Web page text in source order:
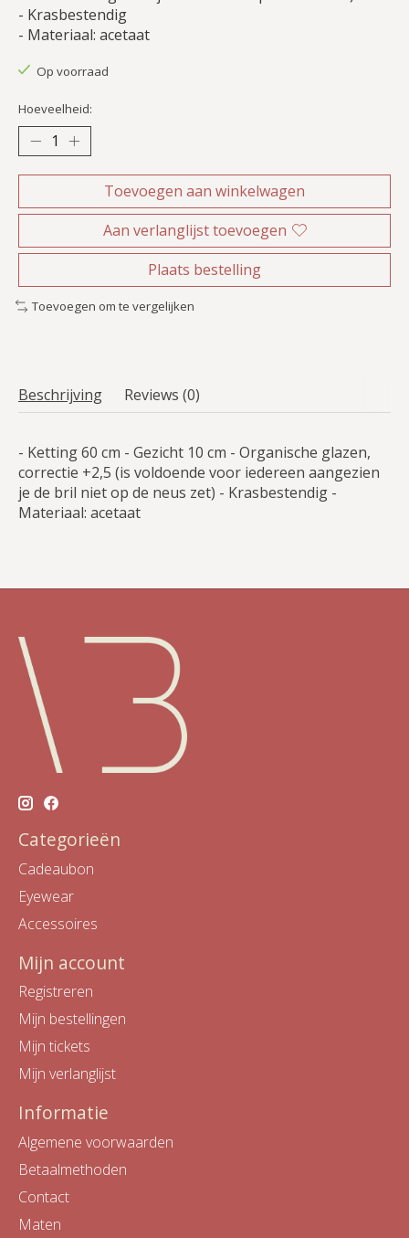
- Krasbestendig
- Materiaal: acetaat
Op voorraad
Hoeveelheid:
Toevoegen aan winkelwagen
Aan verlanglijst toevoegen
Plaats bestelling
Toevoegen om te vergelijken
Beschrijving Reviews (0)
- Ketting 60 cm - Gezicht 10 cm - Organische glazen,
correctie +2,5 (is voldoende voor iedereen aangezien
je de bril niet op de neus zet) - Krasbestendig -
Materiaal: acetaat
Categorieën
Cadeaubon
Eyewear
Accessoires
Mijn account
Registreren
Mijn bestellingen
Mijn tickets
Mijn verlanglijst
Informatie
Algemene voorwaarden
Betaalmethoden
Contact
Maten